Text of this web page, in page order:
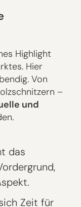
Highlight
Hier
Von
–
und
das
Zeit für